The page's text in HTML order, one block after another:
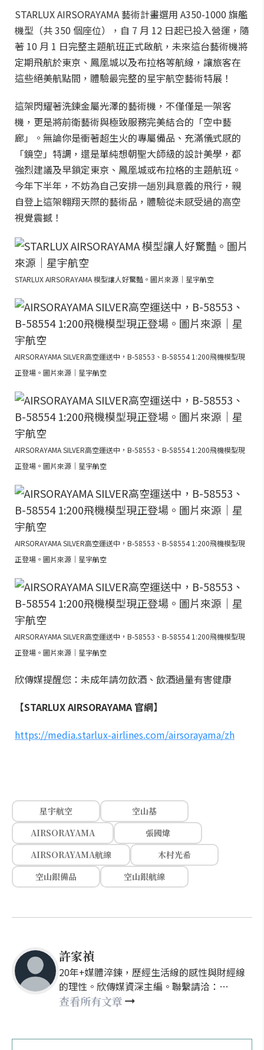
STARLUX AIRSORAYAMA 藝術計畫選用 A350-1000 旗艦
機型（共 350 個座位），自 7 月 12 日起已投入營運，隨
著 10 月 1 日完整主題航班正式啟航，未來這台藝術機將
定期飛航於東京、鳳凰城以及布拉格等航線，讓旅客在
這些絕美航點間，體驗最完整的星宇航空藝術特展！
這架閃耀著洗鍊金屬光澤的藝術機，不僅僅是一架客
機，更是將前衛藝術與極致服務完美結合的「空中藝
廊」。無論你是衝著超生火的專屬備品、充滿儀式感的
「鏡空」特調，還是單純想朝聖大師級的設計美學，都
強烈建議及早鎖定東京、鳳凰城或布拉格的主題航班。
今年下半年，不妨為自己安排一趟別具意義的飛行，親
自登上這架翱翔天際的藝術品，體驗從未感受過的高空
視覺震撼！
STARLUX AIRSORAYAMA 模型讓人好驚豔。圖片來源｜星宇航空
AIRSORAYAMA SILVER高空運送中，B-58553、B-58554 1:200飛機模型現
正登場。圖片來源｜星宇航空
AIRSORAYAMA SILVER高空運送中，B-58553、B-58554 1:200飛機模型現
正登場。圖片來源｜星宇航空
AIRSORAYAMA SILVER高空運送中，B-58553、B-58554 1:200飛機模型現
正登場。圖片來源｜星宇航空
AIRSORAYAMA SILVER高空運送中，B-58553、B-58554 1:200飛機模型現
正登場。圖片來源｜星宇航空
欣傳媒提醒您：未成年請勿飲酒、飲酒過量有害健康
【STARLUX AIRSORAYAMA 官網】
https://media.starlux-airlines.com/airsorayama/zh
星宇航空
空山基
AIRSORAYAMA
張國煒
AIRSORAYAMA航線
木村光希
空山銀備品
空山銀航線
許家禎
20年+媒體淬鍊，歷經生活線的感性與財經線
的理性。欣傳媒資深主編。聯繫請洽：
nellyhsu@xinmedia.com
查看所有文章